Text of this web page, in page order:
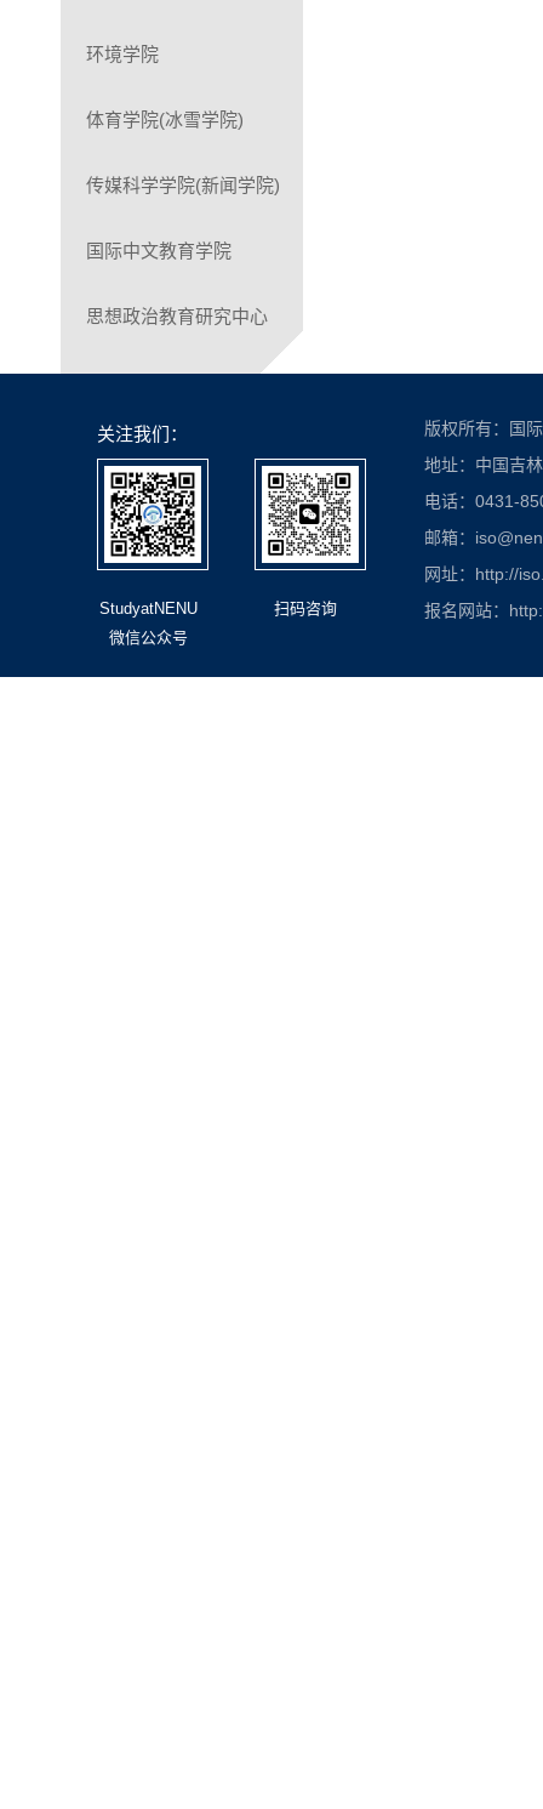
环境学院
体育学院(冰雪学院)
传媒科学学院(新闻学院)
国际中文教育学院
思想政治教育研究中心
关注我们：
StudyatNENU
微信公众号
扫码咨询
版权所有：国
地址：中国吉
电话：0431-
邮箱：
网址：http://
报名网站：